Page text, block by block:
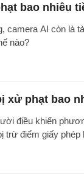
bao nhiêu
camera AI còn
nào?
xử phạt bao
điều khiển
trừ điểm giấy phép